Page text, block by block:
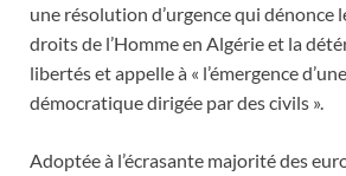
une résolution d’urgence qui dénonce
droits de l’Homme en Algérie et la
libertés et appelle à « l’émergence
démocratique dirigée par des civils ».
Adoptée à l’écrasante majorité des